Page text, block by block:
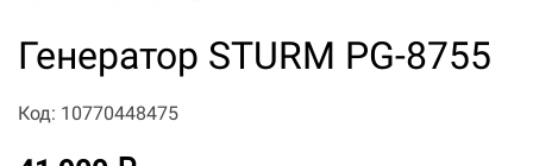
Генератор STURM PG-8755
Код: 10770448475